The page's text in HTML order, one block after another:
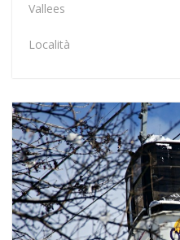
Vallees
Località